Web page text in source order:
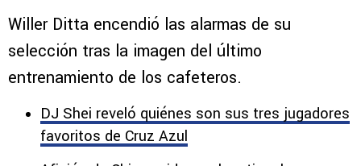
Willer Ditta encendió las alarmas de su
selección tras la imagen del último
entrenamiento de los cafeteros.
DJ Shei reveló quiénes son sus tres jugadores
favoritos de Cruz Azul